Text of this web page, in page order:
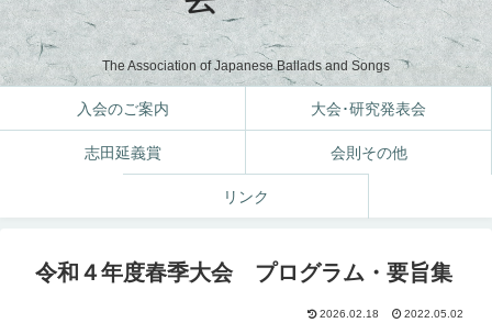
The Association of Japanese Ballads and Songs
入会のご案内 大会･研究発表会
志田延義賞 会則その他
リンク
令和４年度春季大会 プログラム・要旨集
2026.02.18 2022.05.02